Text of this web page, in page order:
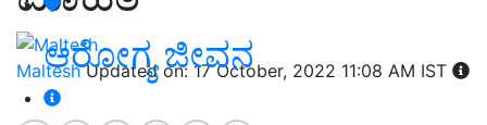
ಆರೋಗ್ಯ ಜೀವನ
MalteshUpdated on: 17 October, 2022 11:08 AM IST